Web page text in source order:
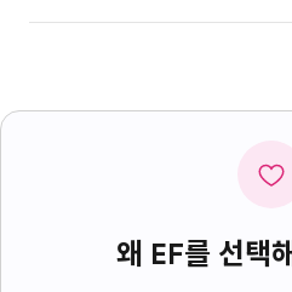
왜 EF를 선택